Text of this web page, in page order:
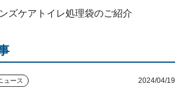
ズケアトイレ処理袋のご紹介
ュース 2024/04/19